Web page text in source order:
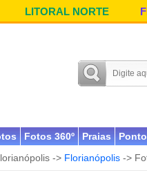
LITORAL NORTE
Fotos 360º Praias
-> Florianópolis ->